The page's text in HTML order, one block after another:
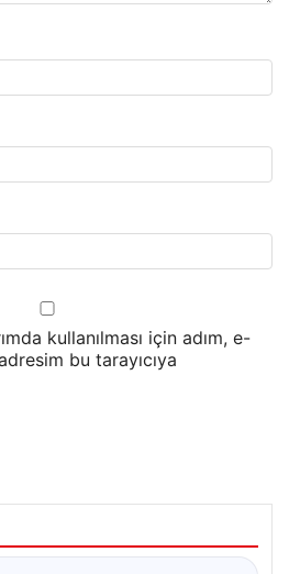
kullanılması için adım, e-
bu tarayıcıya